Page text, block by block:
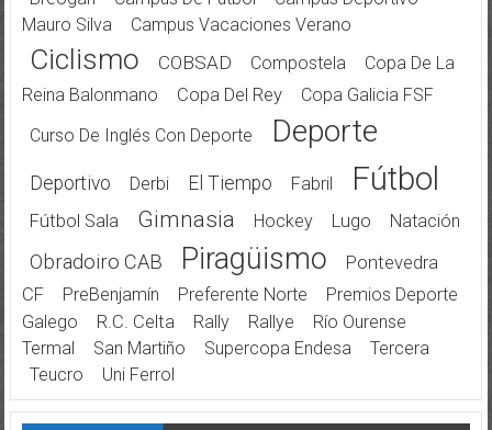
Mauro Silva
Campus Vacaciones Verano
Ciclismo COBSAD Compostela
Copa De La
Reina Balonmano
Copa Del Rey
Copa Galicia FSF
Curso De Inglés Con Deporte
Deporte
Deportivo Derbi El Tiempo Fabril Fútbol
Fútbol Sala Gimnasia Hockey Lugo Natación
Obradoiro CAB Piragüismo
Pontevedra
CF
PreBenjamín Preferente Norte
Premios Deporte
Galego
R.C. Celta Rally Rallye
Río Ourense
Termal
San Martiño Supercopa Endesa
Tercera
Teucro
Uni Ferrol